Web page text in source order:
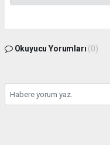
Okuyucu Yorumları (0)